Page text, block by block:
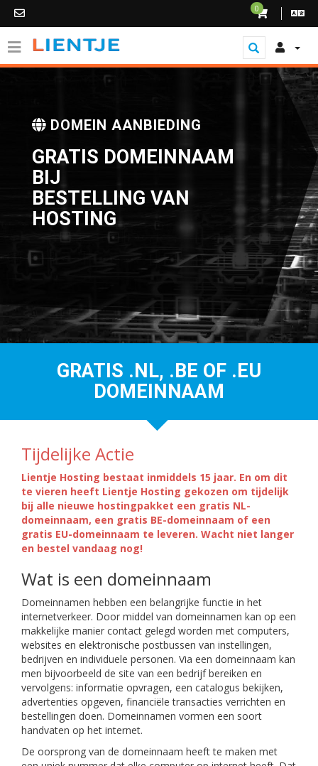
0
DOMEIN AANBIEDING
GRATIS DOMEINNAAM
BIJ
BESTELLING VAN
HOSTING
GRATIS .NL, .BE OF .EU
DOMEINNAAM
Tijdelijke Actie
Lientje Hosting bestaat inmiddels 15 jaar. En om dit
te vieren heeft Lientje Hosting gekozen om tijdelijk
bij alle nieuwe hostingpakket een gratis NL-
domeinnaam, een gratis BE-domeinnaam of een
gratis EU-domeinnaam te leveren. Wacht niet langer
en bestel vandaag nog!
Wat is een domeinnaam
Domeinnamen hebben een belangrijke functie in het
internetverkeer. Door middel van domeinnamen kan op een
makkelijke manier contact gelegd worden met computers,
websites en elektronische postbussen van instellingen,
bedrijven en individuele personen. Via een domeinnaam kan
men bijvoorbeeld de site van een bedrijf bereiken en
vervolgens: informatie opvragen, een catalogus bekijken,
advertenties opgeven, financiële transacties verrichten en
bestellingen doen. Domeinnamen vormen een soort
handvaten op het internet.
De oorsprong van de domeinnaam heeft te maken met